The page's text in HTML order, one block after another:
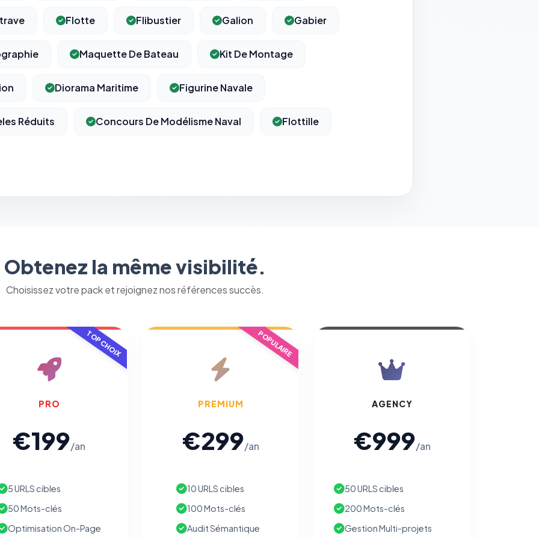
Flotte Flibustier Galion Gabier
Maquette De Bateau Kit De Montage
Diorama Maritime Figurine Navale
Réduits Concours De Modélisme Naval Flottille
Obtenez la même visibilité.
Choisissez votre pack et rejoignez nos références succès.
TOP CHOIX
PRO
€199/an
5 URLS cibles
50 Mots-clés
Optimisation On-Page
POPULAIRE
PREMIUM
€299/an
10 URLS cibles
100 Mots-clés
Audit Sémantique
AGENCY
€999/an
50 URLS cibles
200 Mots-clés
Gestion Multi-projets